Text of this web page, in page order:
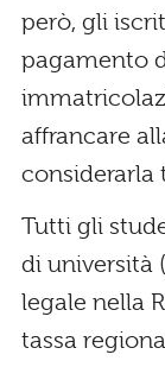
però, gli
pagamento
affrancare
considerarla
Tutti gli
di università
legale nella
tassa